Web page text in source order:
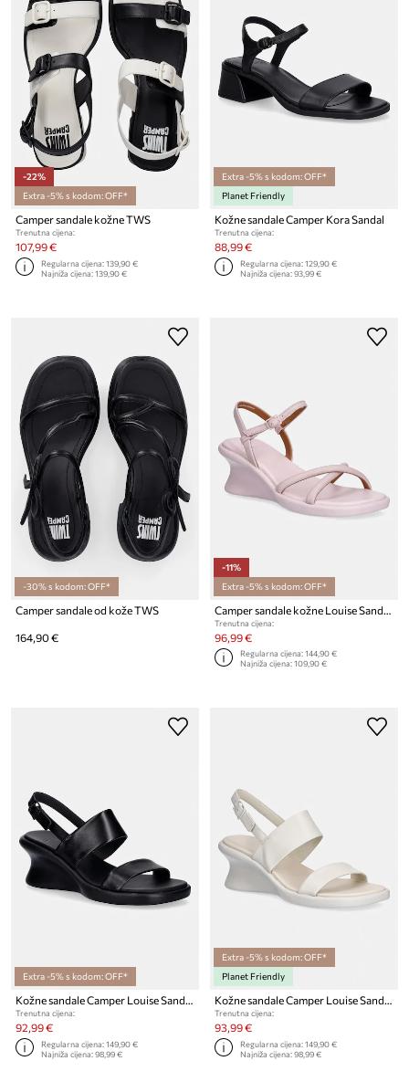
-22%
Extra -5% s kodom: OFF*
Camper sandale kožne TWS
Trenutna cijena:
107,99 €
Regularna cijena:139,90 €
Najniža cijena:139,90 €
Extra -5% s kodom: OFF*
Planet Friendly
Kožne sandale Camper Kora Sandal
Trenutna cijena:
88,99 €
Regularna cijena:129,90 €
Najniža cijena:93,99 €
-30% s kodom: OFF*
Camper sandale od kože TWS
164,90 €
-11%
Extra -5% s kodom: OFF*
Trenutna cijena:
96,99 €
Regularna cijena:144,90 €
Najniža cijena:109,90 €
Extra -5% s kodom: OFF*
Kožne sandale Camper Louise Sandal
Trenutna cijena:
92,99 €
Regularna cijena:149,90 €
Najniža cijena:98,99 €
Extra -5% s kodom: OFF*
Planet Friendly
Kožne sandale Camper Louise Sandal
Trenutna cijena:
93,99 €
Regularna cijena:149,90 €
Najniža cijena:98,99 €